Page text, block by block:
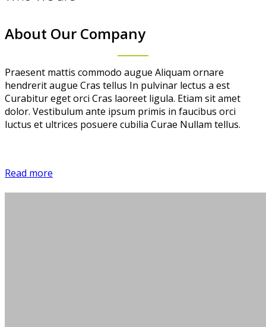
About Our Company
Praesent mattis commodo augue Aliquam ornare
hendrerit augue Cras tellus In pulvinar lectus a est
Curabitur eget orci Cras laoreet ligula. Etiam sit amet
dolor. Vestibulum ante ipsum primis in faucibus orci
luctus et ultrices posuere cubilia Curae Nullam tellus.
Read more